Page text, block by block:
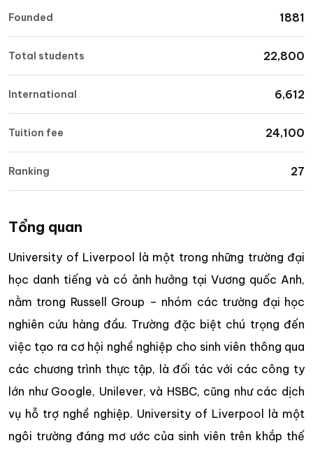
Founded 1881
Total students 22,800
International 6,612
Tuition fee 24,100
Ranking 27
Tổng quan
University of Liverpool là một trong những trường đại
học danh tiếng và có ảnh hưởng tại Vương quốc Anh,
nằm trong Russell Group – nhóm các trường đại học
nghiên cứu hàng đầu. Trường đặc biệt chú trọng đến
việc tạo ra cơ hội nghề nghiệp cho sinh viên thông qua
các chương trình thực tập, là đối tác với các công ty
lớn như Google, Unilever, và HSBC, cũng như các dịch
vụ hỗ trợ nghề nghiệp. University of Liverpool là một
ngôi trường đáng mơ ước của sinh viên trên khắp thế